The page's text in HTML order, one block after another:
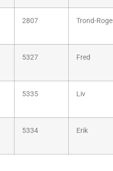
2807 Trond-
5327 Fred
5335 Liv
5334 Erik